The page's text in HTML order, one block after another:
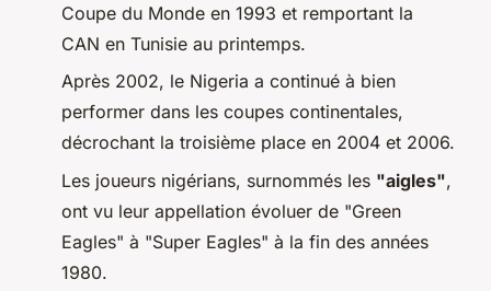
Coupe du Monde en 1993 et remportant la
CAN en Tunisie au printemps.
Après 2002, le Nigeria a continué à bien
performer dans les coupes continentales,
décrochant la troisième place en 2004 et 2006.
Les joueurs nigérians, surnommés les "aigles",
ont vu leur appellation évoluer de "Green
Eagles" à "Super Eagles" à la fin des années
1980.